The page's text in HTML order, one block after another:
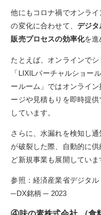
他にもコロナ禍でオンラ
の変化に合わせて、 デジタ
販売プロセスの効率化を進
たとえば、オンラインで
「LIXILバーチャルショー
ールーム」ではオンライ
ージや見積もりを即時提
しています。
さらに、水漏れを検知し
が破裂した際、自動的に
ど新規事業も展開していま
参照：経済産業省デジタ
─DX銘柄 ─ 2023